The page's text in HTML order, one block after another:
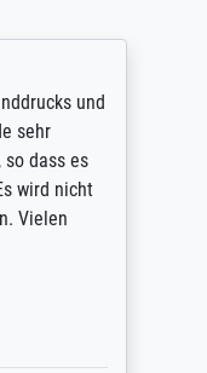
und
sehr
dass es
wird nicht
Vielen